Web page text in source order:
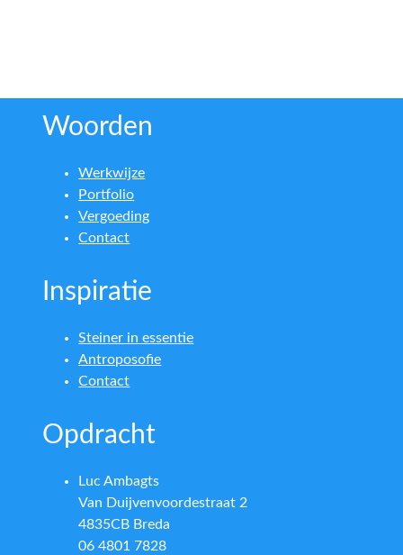
Woorden
Werkwijze
Portfolio
Vergoeding
Contact
Inspiratie
Steiner in essentie
Antroposofie
Contact
Opdracht
Luc Ambagts
Van Duijvenvoordestraat 2
4835CB Breda
06 4801 7828